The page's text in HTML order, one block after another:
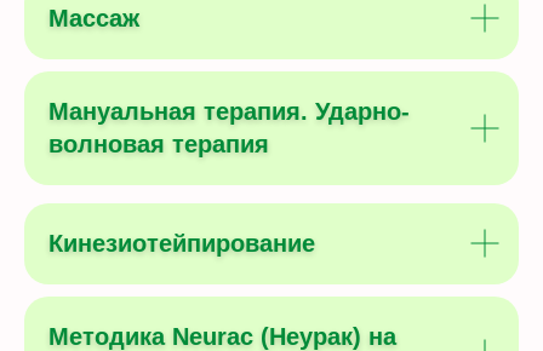
Массаж
Мануальная терапия. Ударно-
волновая терапия
Кинезиотейпирование
Методика Neurac (Неурак) на